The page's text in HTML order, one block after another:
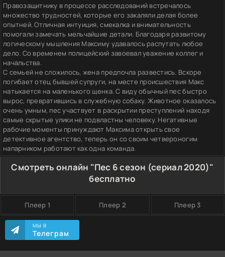
Правозащитнику в процессе расследований встречалось
множество трудностей, которые его закаляли делая более
опытней. Отличная интуиция, смекалка и внимательность
помогали замечать мельчайшие детали. Благодаря развитому
логическому мышления Максиму удавалось распутать любое
дело. Со временем полицейский завоевал уважение коллег и
начальства.
С семьей не сложилось, жена предпочла развестись. Вскоре
погибает отец бывшей супруги, на месте происшествия Макс
натыкается на маленького щенка. С виду обычный пес быстро
вырос, превратившись в служебную собаку. Животное оказалось
очень умным, пес участвует в раскрытии преступлений находя
самые скрытые улики не подвластны человеку. Негативные
рабочие моменты принуждают Максима открыть свое
детективное агентство, теперь он со своим четвероногим
напарником работают как одна команда.
Смотреть онлайн "Пес 6 сезон (сериал 2020)"
бесплатно
Плеер 1 Плеер 2 Плеер 3
МЫ В
Телеграм